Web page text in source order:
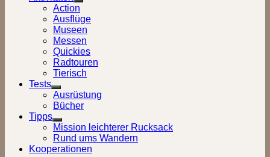
Show
sub
menu
Action
Ausflüge
Museen
Messen
Quickies
Radtouren
Tierisch
Tests
Show
sub
menu
Ausrüstung
Bücher
Tipps
Show
sub
menu
Mission leichterer Rucksack
Rund ums Wandern
Kooperationen